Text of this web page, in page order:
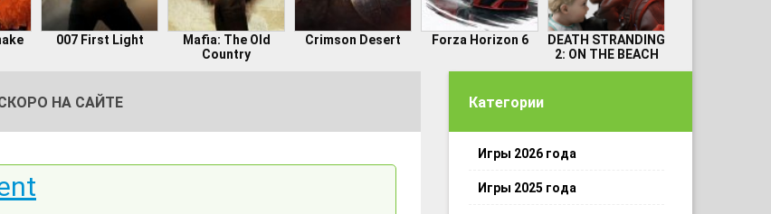
007 First Light
Mafia: The Old
Country
Crimson Desert Forza Horizon 6
DEATH STRANDING
2: ON THE BEACH
НА САЙТЕ Категории
Игры 2026 года
Игры 2025 года